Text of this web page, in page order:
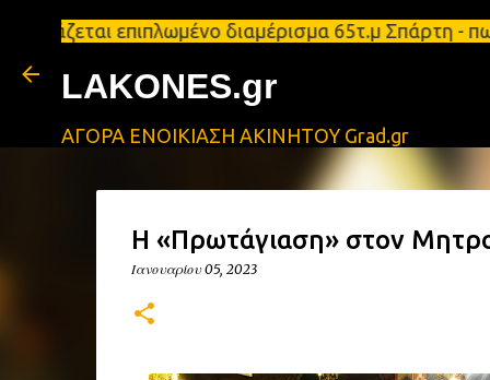
επιπλωμένο διαμέρισμα 65τ.μ
LAKONES.gr
ΑΓΟΡΑ ΕΝΟΙΚΙΑΣΗ ΑΚΙΝΗΤΟΥ Grad.gr
Η «Πρωτάγιαση» στον
Ιανουαρίου 05, 2023